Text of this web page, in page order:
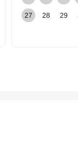
27 28 29